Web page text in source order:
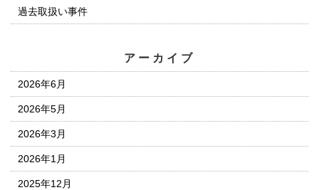
過去取扱い事件
アーカイブ
2026年6月
2026年5月
2026年3月
2026年1月
2025年12月